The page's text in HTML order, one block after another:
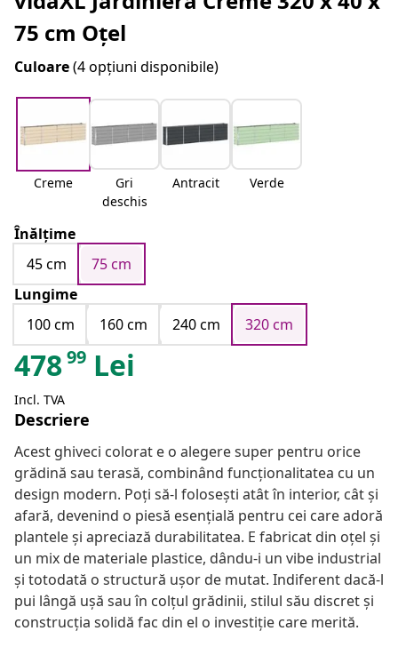
75 cm Oțel
Culoare(4 opțiuni disponibile)
Creme
Gri
deschis
Antracit Verde
Înălțime
45 cm
75 cm
Lungime
100 cm
160 cm 240 cm 320 cm
47899 Lei
Incl. TVA
Descriere
Acest ghiveci colorat e o alegere super pentru orice
grădină sau terasă, combinând funcționalitatea cu un
design modern. Poți să-l folosești atât în interior, cât și
afară, devenind o piesă esențială pentru cei care adoră
plantele și apreciază durabilitatea. E fabricat din oțel și
un mix de materiale plastice, dându-i un vibe industrial
și totodată o structură ușor de mutat. Indiferent dacă-l
pui lângă ușă sau în colțul grădinii, stilul său discret și
construcția solidă fac din el o investiție care merită.